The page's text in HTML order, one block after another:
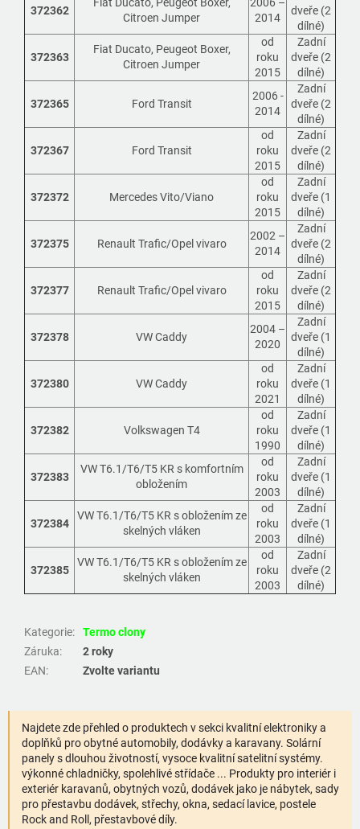
372362
Citroen Jumper
2014
dveře (2
dílné)
372363
Fiat Ducato, Peugeot Boxer,
Citroen Jumper
od
roku
2015
Zadní
dveře (2
dílné)
372365 Ford Transit
2006 -
2014
Zadní
dveře (2
dílné)
372367 Ford Transit
od
roku
2015
Zadní
dveře (2
dílné)
372372 Mercedes Vito/Viano
od
roku
2015
Zadní
dveře (1
dílné)
372375 Renault Trafic/Opel vivaro
2002 –
2014
Zadní
dveře (2
dílné)
372377 Renault Trafic/Opel vivaro
od
roku
2015
Zadní
dveře (2
dílné)
372378 VW Caddy
2004 –
2020
Zadní
dveře (1
dílné)
372380 VW Caddy
od
roku
2021
Zadní
dveře (1
dílné)
372382 Volkswagen T4
od
roku
1990
Zadní
dveře (1
dílné)
372383
VW T6.1/T6/T5 KR s komfortním
obložením
od
roku
2003
Zadní
dveře (1
dílné)
372384
VW T6.1/T6/T5 KR s obložením ze
skelných vláken
od
roku
2003
Zadní
dveře (1
dílné)
372385
VW T6.1/T6/T5 KR s obložením ze
skelných vláken
od
roku
2003
Zadní
dveře (2
dílné)
Kategorie:
Termo clony
Záruka:
2 roky
EAN: Zvolte variantu
Najdete zde přehled o produktech v sekci kvalitní elektroniky a
doplňků pro obytné automobily, dodávky a karavany. Solární
panely s dlouhou životností, vysoce kvalitní satelitní systémy.
výkonné chladničky, spolehlivé střídače ... Produkty pro interiér i
exteriér karavanů, obytných vozů, dodávek jako je nábytek, sady
pro přestavbu dodávek, střechy, okna, sedací lavice, postele
Rock and Roll, přestavbové díly.